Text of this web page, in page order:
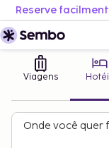
Viagens
Onde você quer